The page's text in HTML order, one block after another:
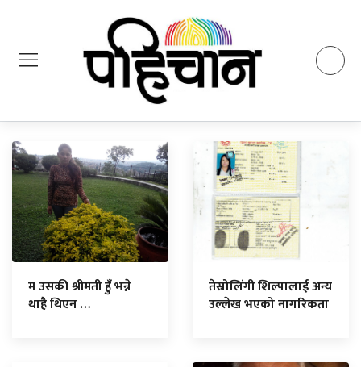
म उसकी श्रीमती हुँ भन्ने
थाहै थिएन …
तेस्रोलिंगी शिल्पालाई अन्य
उल्लेख भएको नागरिकता